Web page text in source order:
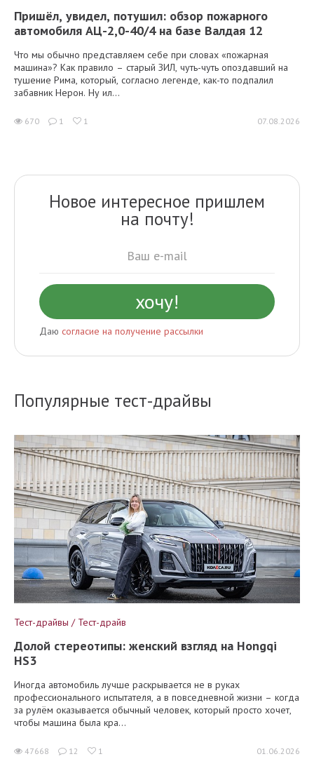
Пришёл, увидел, потушил: обзор пожарного
автомобиля АЦ-2,0-40/4 на базе Валдая 12
Что мы обычно представляем себе при словах «пожарная
машина»? Как правило – старый ЗИЛ, чуть-чуть опоздавший на
тушение Рима, который, согласно легенде, как-то подпалил
забавник Нерон. Ну ил...
670 1 1 07.08.2026
Новое интересное пришлем
на почту!
Даю согласие на получение рассылки
Популярные тест-драйвы
Тест-драйвы / Тест-драйв
Долой стереотипы: женский взгляд на Hongqi
HS3
Иногда автомобиль лучше раскрывается не в руках
профессионального испытателя, а в повседневной жизни – когда
за рулём оказывается обычный человек, который просто хочет,
чтобы машина была кра...
47668 12 1 01.06.2026